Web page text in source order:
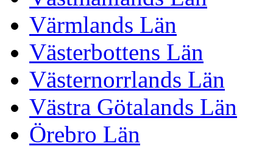
Värmlands Län
Västerbottens Län
Västernorrlands Län
Västra Götalands Län
Örebro Län